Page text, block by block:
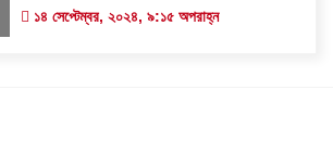
১৪ সেপ্টেম্বর, ২০২৪, ৯:১৫ অপরাহ্ন